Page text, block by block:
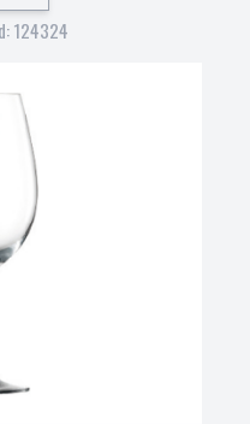
124324